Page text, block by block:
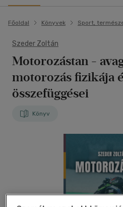
Főoldal Könyvek Sport,
Szeder Zoltán
Motorozástan -
motorozás fizikája
összefüggései
Könyv